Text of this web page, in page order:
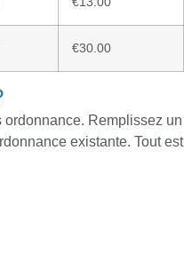
€30.00
Remplissez un
existante. Tout est